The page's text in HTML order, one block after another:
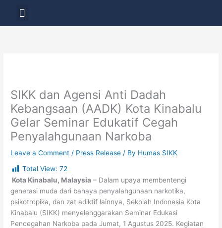
content
Menu
SIKK dan Agensi Anti Dadah
Kebangsaan (AADK) Kota Kinabalu
Gelar Seminar Edukatif Cegah
Penyalahgunaan Narkoba
Leave a Comment / Press Release / By Humas SIKK
Total View: 72
Kota Kinabalu, Malaysia – Dalam upaya membentengi
generasi muda dari bahaya penyalahgunaan narkotika,
psikotropika, dan zat adiktif lainnya, Sekolah Indonesia Kota
Kinabalu (SIKK) menyelenggarakan Seminar Edukasi
Pencegahan Narkoba pada Jumat, 1 Agustus 2025. Kegiatan